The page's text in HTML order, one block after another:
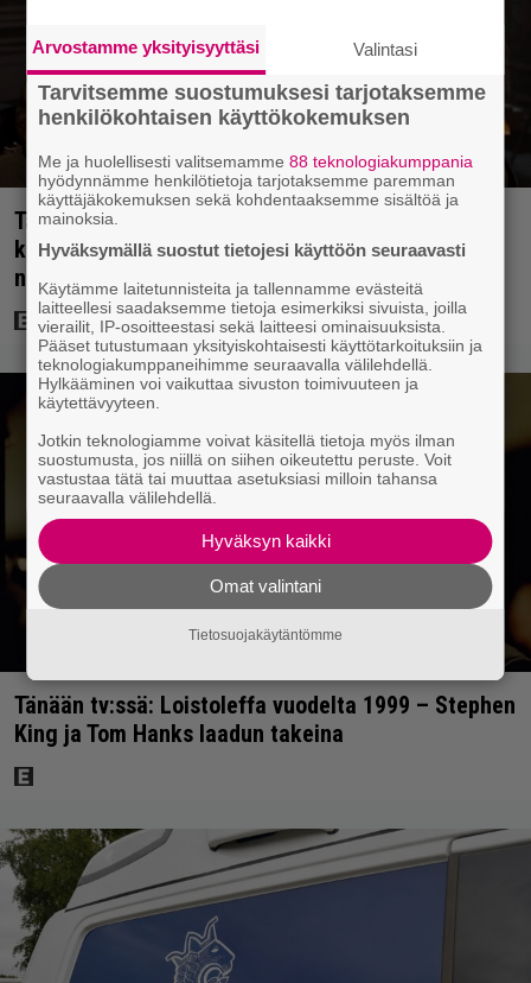
Tänään tv:ssä: Steven Spielbergin ja Tom Cruisen
kaveruus loppui 21 vuotta sitten – Syynä Cruisen
nolo käytös
Tänään tv:ssä: Loistoleffa vuodelta 1999 – Stephen
King ja Tom Hanks laadun takeina
Arvostamme yksityisyyttäsi Valintasi
Tarvitsemme suostumuksesi tarjotaksemme
henkilökohtaisen käyttökokemuksen
Me ja huolellisesti valitsemamme88 teknologiakumppania
hyödynnämme henkilötietoja tarjotaksemme paremman
käyttäjäkokemuksen sekä kohdentaaksemme sisältöä ja
mainoksia.
Hyväksymällä suostut tietojesi käyttöön seuraavasti
Käytämme laitetunnisteita ja tallennamme evästeitä
laitteellesi saadaksemme tietoja esimerkiksi sivuista, joilla
vierailit, IP-osoitteestasi sekä laitteesi ominaisuuksista.
Pääset tutustumaan yksityiskohtaisesti käyttötarkoituksiin ja
teknologiakumppaneihimme seuraavalla välilehdellä.
Hylkääminen voi vaikuttaa sivuston toimivuuteen ja
käytettävyyteen.
Jotkin teknologiamme voivat käsitellä tietoja myös ilman
suostumusta, jos niillä on siihen oikeutettu peruste. Voit
vastustaa tätä tai muuttaa asetuksiasi milloin tahansa
seuraavalla välilehdellä.
Hyväksyn kaikki
Omat valintani
Tietosuojakäytäntömme